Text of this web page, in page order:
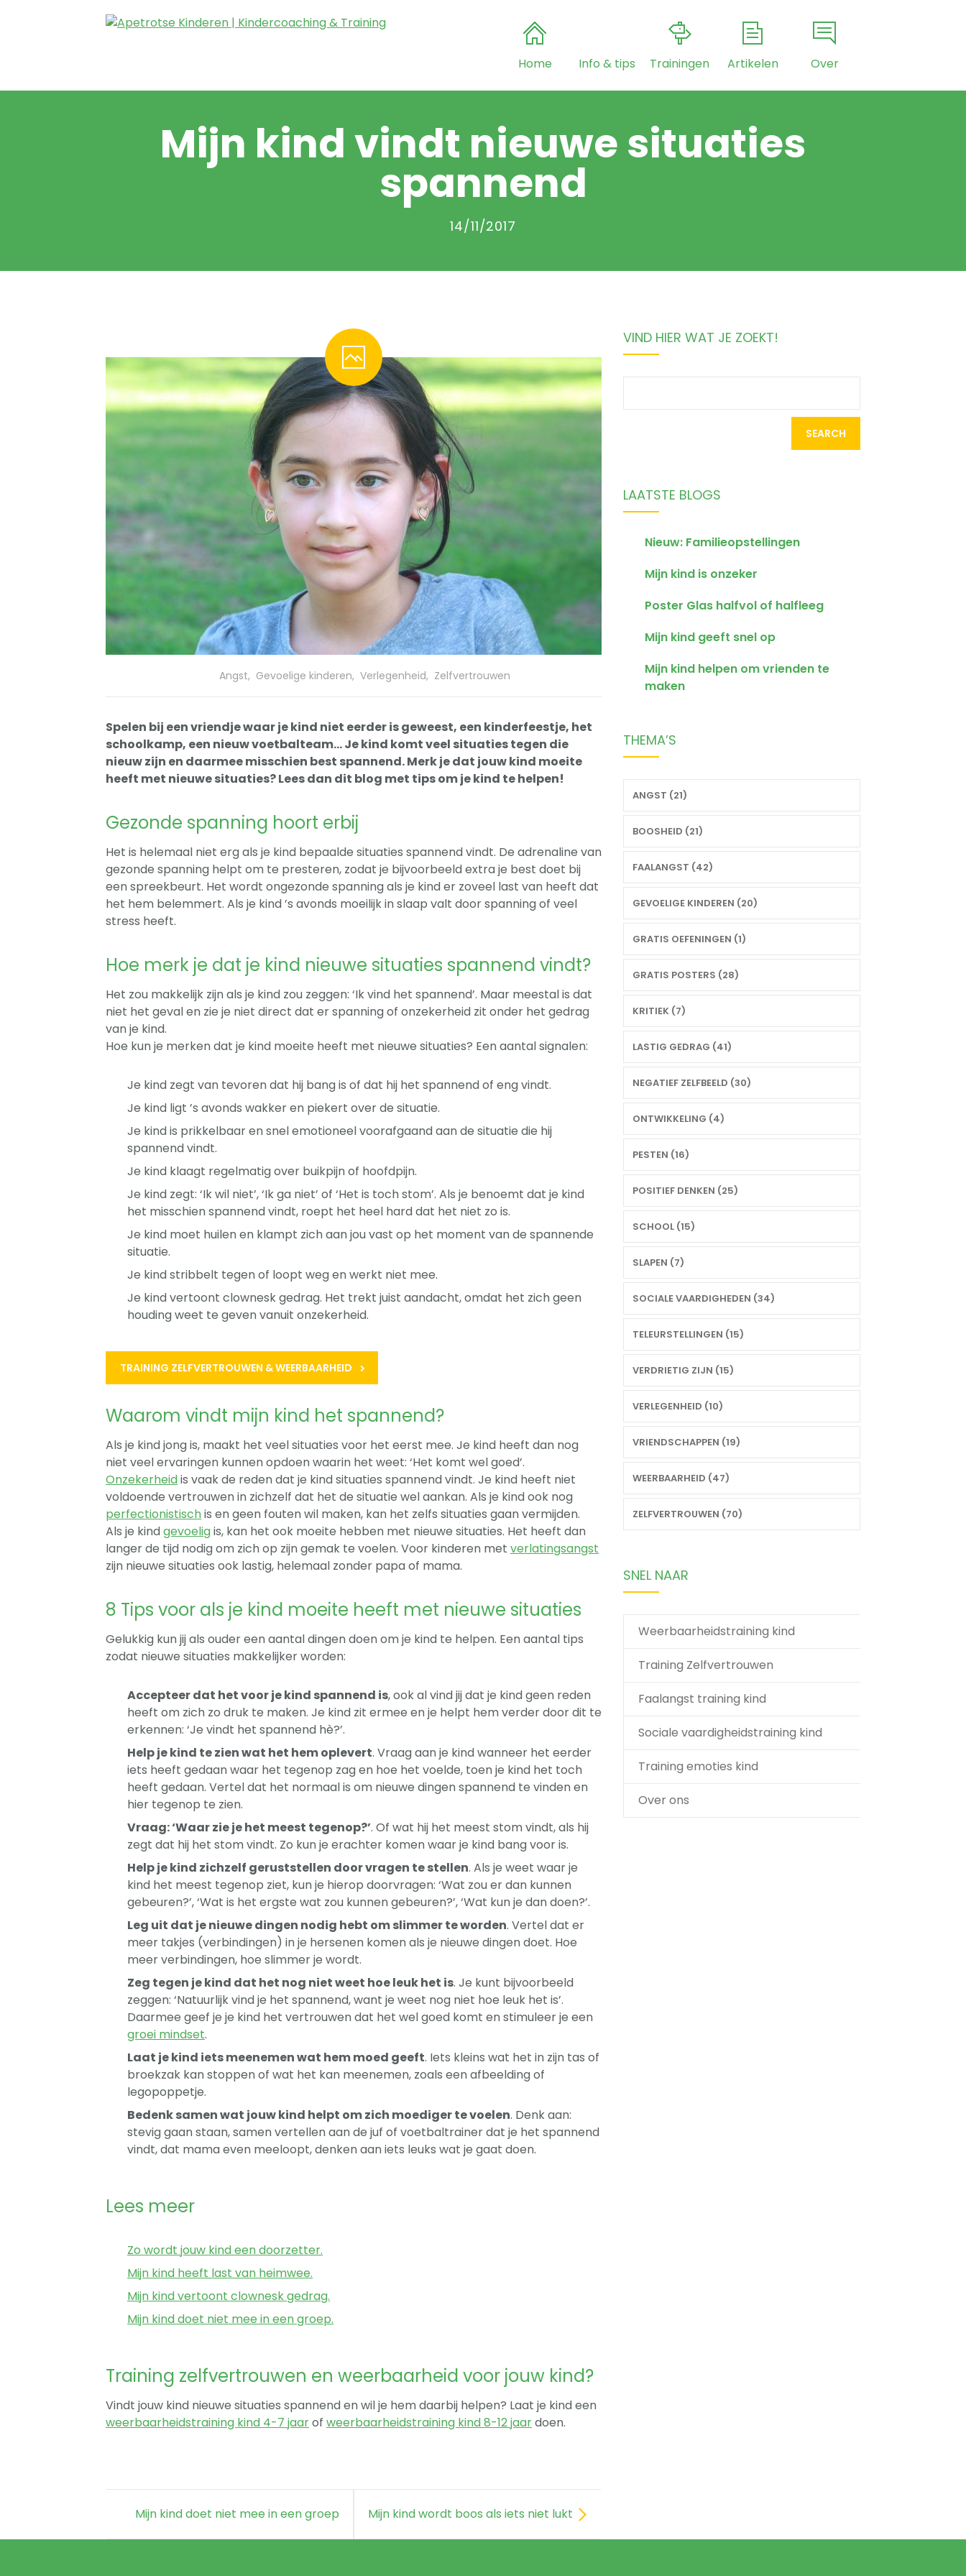
Home Info & tips Trainingen Artikelen Over
Mijn kind vindt nieuwe situaties
spannend
14/11/2017
Angst, Gevoelige kinderen, Verlegenheid, Zelfvertrouwen
Spelen bij een vriendje waar je kind niet eerder is geweest, een kinderfeestje, het
schoolkamp, een nieuw voetbalteam… Je kind komt veel situaties tegen die
nieuw zijn en daarmee misschien best spannend. Merk je dat jouw kind moeite
heeft met nieuwe situaties? Lees dan dit blog met tips om je kind te helpen!
Gezonde spanning hoort erbij
Het is helemaal niet erg als je kind bepaalde situaties spannend vindt. De adrenaline van
gezonde spanning helpt om te presteren, zodat je bijvoorbeeld extra je best doet bij
een spreekbeurt. Het wordt ongezonde spanning als je kind er zoveel last van heeft dat
het hem belemmert. Als je kind ’s avonds moeilijk in slaap valt door spanning of veel
stress heeft.
Hoe merk je dat je kind nieuwe situaties spannend vindt?
Het zou makkelijk zijn als je kind zou zeggen: ‘Ik vind het spannend’. Maar meestal is dat
niet het geval en zie je niet direct dat er spanning of onzekerheid zit onder het gedrag
van je kind.
Hoe kun je merken dat je kind moeite heeft met nieuwe situaties? Een aantal signalen:
Je kind zegt van tevoren dat hij bang is of dat hij het spannend of eng vindt.
Je kind ligt ’s avonds wakker en piekert over de situatie.
Je kind is prikkelbaar en snel emotioneel voorafgaand aan de situatie die hij
spannend vindt.
Je kind klaagt regelmatig over buikpijn of hoofdpijn.
Je kind zegt: ‘Ik wil niet’, ‘Ik ga niet’ of ‘Het is toch stom’. Als je benoemt dat je kind
het misschien spannend vindt, roept het heel hard dat het niet zo is.
Je kind moet huilen en klampt zich aan jou vast op het moment van de spannende
situatie.
Je kind stribbelt tegen of loopt weg en werkt niet mee.
Je kind vertoont clownesk gedrag. Het trekt juist aandacht, omdat het zich geen
houding weet te geven vanuit onzekerheid.
TRAINING ZELFVERTROUWEN & WEERBAARHEID
Waarom vindt mijn kind het spannend?
Als je kind jong is, maakt het veel situaties voor het eerst mee. Je kind heeft dan nog
niet veel ervaringen kunnen opdoen waarin het weet: ‘Het komt wel goed’.
Onzekerheidis vaak de reden dat je kind situaties spannend vindt. Je kind heeft niet
voldoende vertrouwen in zichzelf dat het de situatie wel aankan. Als je kind ook nog
perfectionistischis en geen fouten wil maken, kan het zelfs situaties gaan vermijden.
Als je kindgevoeligis, kan het ook moeite hebben met nieuwe situaties. Het heeft dan
langer de tijd nodig om zich op zijn gemak te voelen. Voor kinderen met verlatingsangst
zijn nieuwe situaties ook lastig, helemaal zonder papa of mama.
8 Tips voor als je kind moeite heeft met nieuwe situaties
Gelukkig kun jij als ouder een aantal dingen doen om je kind te helpen. Een aantal tips
zodat nieuwe situaties makkelijker worden:
Accepteer dat het voor je kind spannend is, ook al vind jij dat je kind geen reden
heeft om zich zo druk te maken. Je kind zit ermee en je helpt hem verder door dit te
erkennen: ‘Je vindt het spannend hè?’.
Help je kind te zien wat het hem oplevert. Vraag aan je kind wanneer het eerder
iets heeft gedaan waar het tegenop zag en hoe het voelde, toen je kind het toch
heeft gedaan. Vertel dat het normaal is om nieuwe dingen spannend te vinden en
hier tegenop te zien.
Vraag: ‘Waar zie je het meest tegenop?’. Of wat hij het meest stom vindt, als hij
zegt dat hij het stom vindt. Zo kun je erachter komen waar je kind bang voor is.
Help je kind zichzelf geruststellen door vragen te stellen. Als je weet waar je
kind het meest tegenop ziet, kun je hierop doorvragen: ‘Wat zou er dan kunnen
gebeuren?’, ‘Wat is het ergste wat zou kunnen gebeuren?’, ‘Wat kun je dan doen?’.
Leg uit dat je nieuwe dingen nodig hebt om slimmer te worden. Vertel dat er
meer takjes (verbindingen) in je hersenen komen als je nieuwe dingen doet. Hoe
meer verbindingen, hoe slimmer je wordt.
Zeg tegen je kind dat het nog niet weet hoe leuk het is. Je kunt bijvoorbeeld
zeggen: ‘Natuurlijk vind je het spannend, want je weet nog niet hoe leuk het is’.
Daarmee geef je je kind het vertrouwen dat het wel goed komt en stimuleer je een
groei mindset.
Laat je kind iets meenemen wat hem moed geeft. Iets kleins wat het in zijn tas of
broekzak kan stoppen of wat het kan meenemen, zoals een afbeelding of
legopoppetje.
Bedenk samen wat jouw kind helpt om zich moediger te voelen. Denk aan:
stevig gaan staan, samen vertellen aan de juf of voetbaltrainer dat je het spannend
vindt, dat mama even meeloopt, denken aan iets leuks wat je gaat doen.
Lees meer
Zo wordt jouw kind een doorzetter.
Mijn kind heeft last van heimwee.
Mijn kind vertoont clownesk gedrag.
Mijn kind doet niet mee in een groep.
Training zelfvertrouwen en weerbaarheid voor jouw kind?
Vindt jouw kind nieuwe situaties spannend en wil je hem daarbij helpen? Laat je kind een
weerbaarheidstraining kind 4-7 jaarof weerbaarheidstraining kind 8-12 jaardoen.
Mijn kind doet niet mee in een groep Mijn kind wordt boos als iets niet lukt
VIND HIER WAT JE ZOEKT!
LAATSTE BLOGS
Nieuw: Familieopstellingen
Mijn kind is onzeker
Poster Glas halfvol of halfleeg
Mijn kind geeft snel op
Mijn kind helpen om vrienden te
maken
THEMA’S
ANGST (21)
BOOSHEID (21)
FAALANGST (42)
GEVOELIGE KINDEREN (20)
GRATIS OEFENINGEN (1)
GRATIS POSTERS (28)
KRITIEK (7)
LASTIG GEDRAG (41)
NEGATIEF ZELFBEELD (30)
ONTWIKKELING (4)
PESTEN (16)
POSITIEF DENKEN (25)
SCHOOL (15)
SLAPEN (7)
SOCIALE VAARDIGHEDEN (34)
TELEURSTELLINGEN (15)
VERDRIETIG ZIJN (15)
VERLEGENHEID (10)
VRIENDSCHAPPEN (19)
WEERBAARHEID (47)
ZELFVERTROUWEN (70)
SNEL NAAR
Weerbaarheidstraining kind
Training Zelfvertrouwen
Faalangst training kind
Sociale vaardigheidstraining kind
Training emoties kind
Over ons